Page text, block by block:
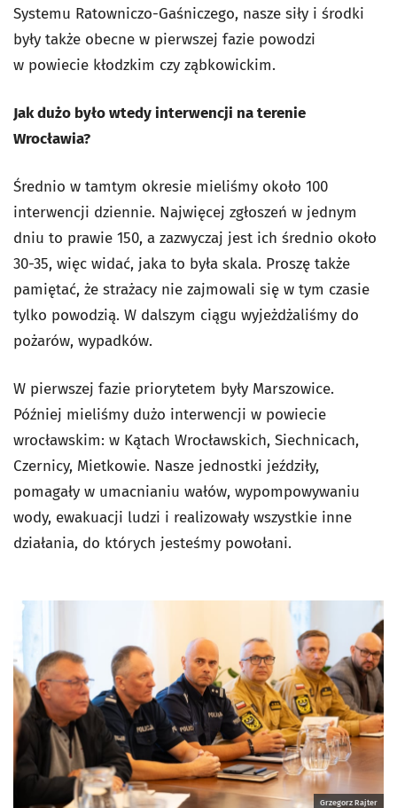
Systemu Ratowniczo-Gaśniczego, nasze siły i środki
były także obecne w pierwszej fazie powodzi
w powiecie kłodzkim czy ząbkowickim.
Jak dużo było wtedy interwencji na terenie
Wrocławia?
Średnio w tamtym okresie mieliśmy około 100
interwencji dziennie. Najwięcej zgłoszeń w jednym
dniu to prawie 150, a zazwyczaj jest ich średnio około
30-35, więc widać, jaka to była skala. Proszę także
pamiętać, że strażacy nie zajmowali się w tym czasie
tylko powodzią. W dalszym ciągu wyjeżdżaliśmy do
pożarów, wypadków.
W pierwszej fazie priorytetem były Marszowice.
Później mieliśmy dużo interwencji w powiecie
wrocławskim: w Kątach Wrocławskich, Siechnicach,
Czernicy, Mietkowie. Nasze jednostki jeździły,
pomagały w umacnianiu wałów, wypompowywaniu
wody, ewakuacji ludzi i realizowały wszystkie inne
działania, do których jesteśmy powołani.
Grzegorz Rajter